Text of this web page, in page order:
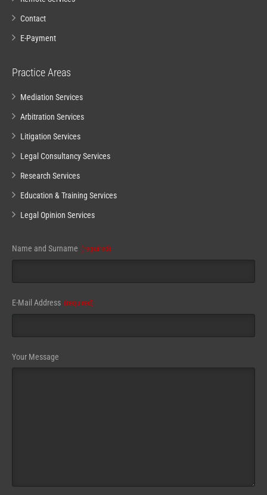
Contact
E-Payment
Practice Areas
Mediation Services
Arbitration Services
Litigation Services
Legal Consultancy Services
Research Services
Education & Training Services
Legal Opinion Services
Contact
Email (required)
Name and Surname (required)
E-Mail Address (required)
Your Message